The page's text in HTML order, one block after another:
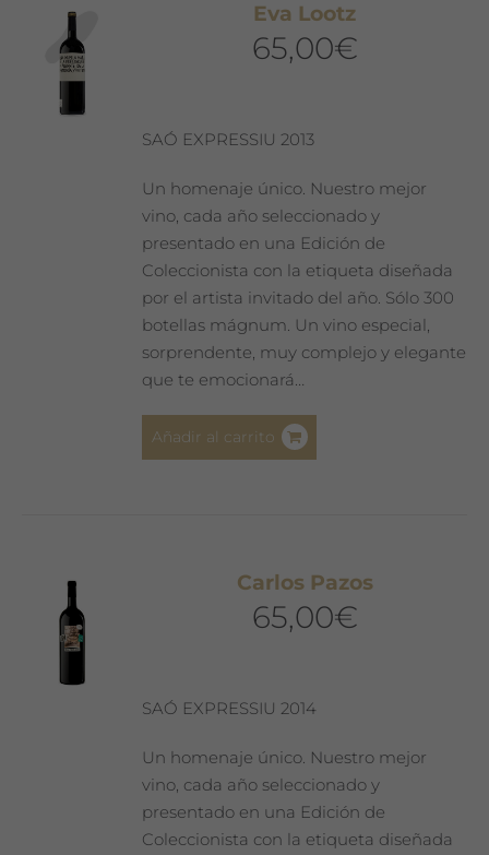
Eva Lootz
65,00€
SAÓ EXPRESSIU 2013
Un homenaje único. Nuestro mejor
vino, cada año seleccionado y
presentado en una Edición de
Coleccionista con la etiqueta diseñada
por el artista invitado del año. Sólo 300
botellas mágnum. Un vino especial,
sorprendente, muy complejo y elegante
que te emocionará…
Añadir al carrito
Carlos Pazos
65,00€
SAÓ EXPRESSIU 2014
Un homenaje único. Nuestro mejor
vino, cada año seleccionado y
presentado en una Edición de
Coleccionista con la etiqueta diseñada